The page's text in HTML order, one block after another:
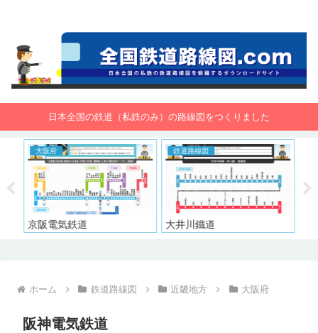
日本全国の鉄道（私鉄のみ）の路線図をつくりました
大阪府
京阪電気鉄道
鉄道路線図
大井川鐵道
ホーム 鉄道路線図 近畿地方 大阪府
阪神電気鉄道